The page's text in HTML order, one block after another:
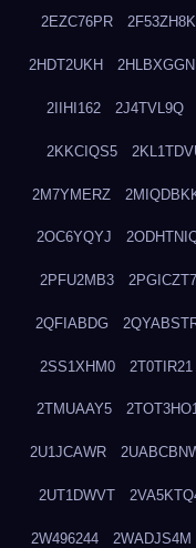
2EZC76PR 2F53ZH8K
2HDT2UKH 2HLBXGGN
2IIHI162 2J4TVL9Q
2KKCIQS5
2M7YMERZ
2OC6YQYJ
2PFU2MB3 2PGICZT7
2QFIABDG
2SS1XHM0 2T0TIR21
2TMUAAY5
2U1JCAWR
2UT1DWVT
2W496244 2WADJS4M